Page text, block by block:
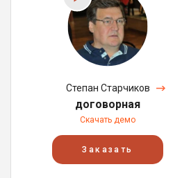
Степан Старчиков
договорная
Скачать демо
Заказать